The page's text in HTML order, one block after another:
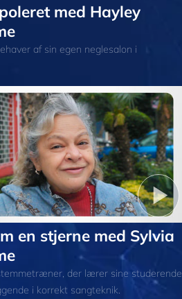
med Hayley
af sin egen neglesalon i
en stjerne med Sylvia
der lærer sine studerende
i korrekt sangteknik.